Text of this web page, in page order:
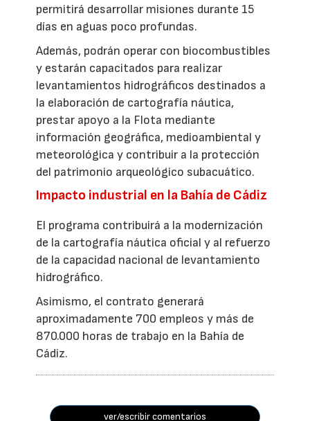
permitirá desarrollar misiones durante 15
días en aguas poco profundas.
Además, podrán operar con biocombustibles
y estarán capacitados para realizar
levantamientos hidrográficos destinados a
la elaboración de cartografía náutica,
prestar apoyo a la Flota mediante
información geográfica, medioambiental y
meteorológica y contribuir a la protección
del patrimonio arqueológico subacuático.
Impacto industrial en la Bahía de Cádiz
El programa contribuirá a la modernización
de la cartografía náutica oficial y al refuerzo
de la capacidad nacional de levantamiento
hidrográfico.
Asimismo, el contrato generará
aproximadamente 700 empleos y más de
870.000 horas de trabajo en la Bahía de
Cádiz.
ver/escribir comentarios